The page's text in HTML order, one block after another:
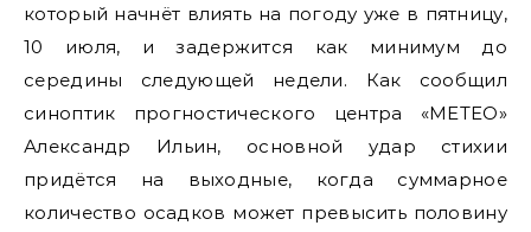
который начнёт влиять на погоду уже в пятницу,
10 июля, и задержится как минимум до
середины следующей недели. Как сообщил
синоптик прогностического центра «МЕТЕО»
Александр Ильин, основной удар стихии
придётся на выходные, когда суммарное
количество осадков может превысить половину